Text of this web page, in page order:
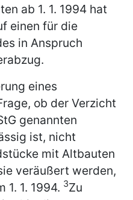
ab 1. 1. 1994 hat
einen für die
in Anspruch
eines
ob der Verzicht
genannten
ist, nicht
mit Altbauten
veräußert werden,
1. 1. 1994. 3Zu